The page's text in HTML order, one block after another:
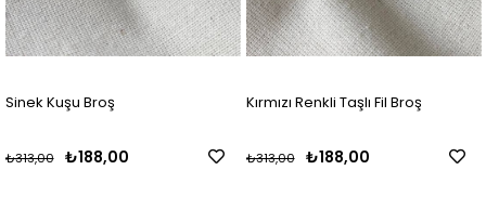
Sinek Kuşu Broş
₺188,00
₺313,00
Kırmızı Renkli Taşlı Fil Broş
₺188,00
₺313,00